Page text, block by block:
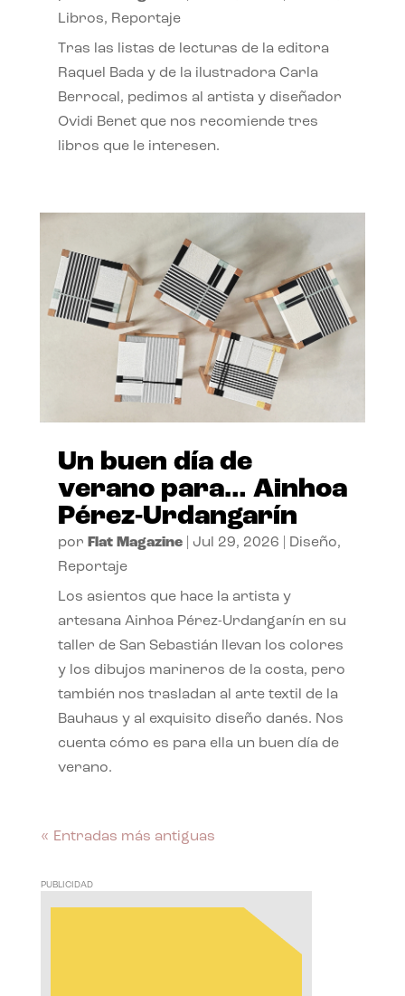
Libros, Reportaje
Tras las listas de lecturas de la editora
Raquel Bada y de la ilustradora Carla
Berrocal, pedimos al artista y diseñador
Ovidi Benet que nos recomiende tres
libros que le interesen.
Un buen día de
verano para… Ainhoa
Pérez-Urdangarín
por Flat Magazine| Jul 29, 2026 Diseño,
Reportaje
Los asientos que hace la artista y
artesana Ainhoa Pérez-Urdangarín en su
taller de San Sebastián llevan los colores
y los dibujos marineros de la costa, pero
también nos trasladan al arte textil de la
Bauhaus y al exquisito diseño danés. Nos
cuenta cómo es para ella un buen día de
verano.
« Entradas más antiguas
PUBLICIDAD